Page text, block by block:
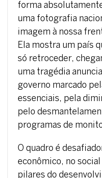
forma
uma fotografia
imagem à nossa
Ela mostra um país
só retroceder,
uma tragédia
governo marcado
essenciais, pela
pelo
programas de
O quadro é
econômico, no
pilares do